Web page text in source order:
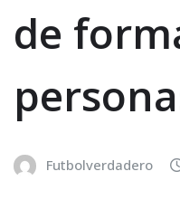
de
Futbolverdadero